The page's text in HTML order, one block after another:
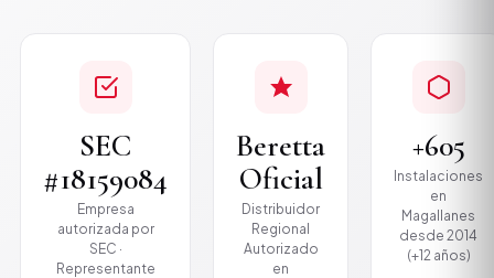
SEC
#18159084
Empresa
autorizada por
SEC ·
Representante
Beretta
Oficial
Distribuidor
Regional
Autorizado
en
+605
Instalaciones
en
Magallanes
desde 2014
(+12 años)